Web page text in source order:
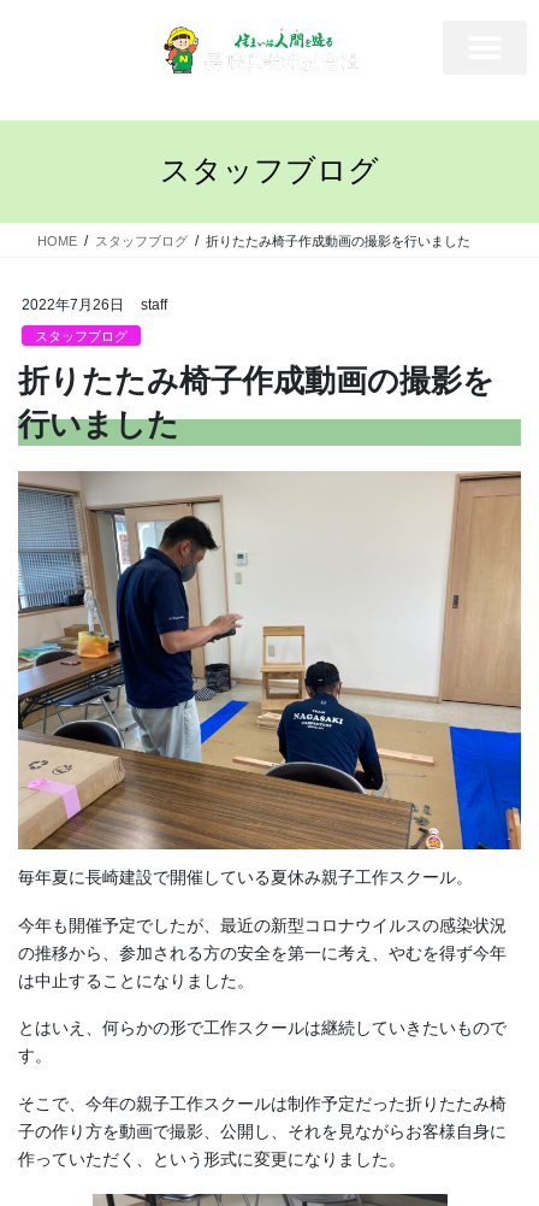
スタッフブログ
HOME スタッフブログ 折りたたみ椅子作成動画の撮影を行いました
2022年7月26日 staff
スタッフブログ
折りたたみ椅子作成動画の撮影を
行いました
毎年夏に長崎建設で開催している夏休み親子工作スクール。
今年も開催予定でしたが、最近の新型コロナウイルスの感染状況
の推移から、参加される方の安全を第一に考え、やむを得ず今年
は中止することになりました。
とはいえ、何らかの形で工作スクールは継続していきたいもので
す。
そこで、今年の親子工作スクールは制作予定だった折りたたみ椅
子の作り方を動画で撮影、公開し、それを見ながらお客様自身に
作っていただく、という形式に変更になりました。